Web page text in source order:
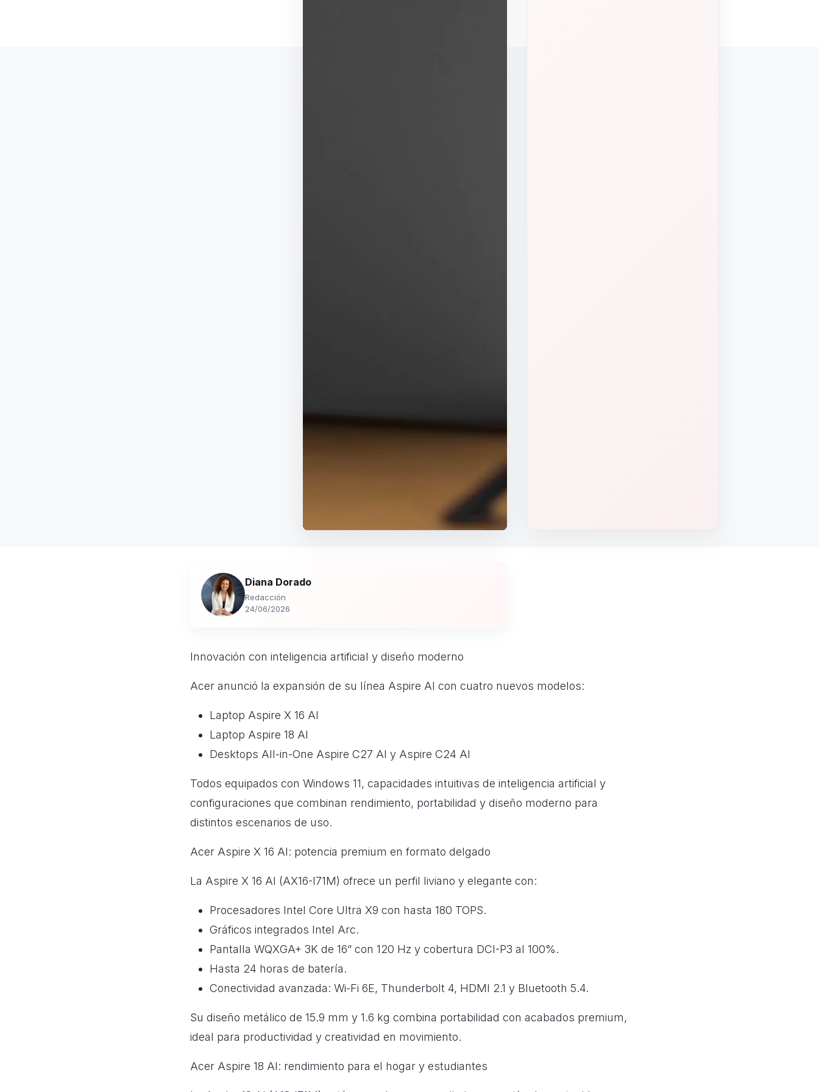
Diana Dorado
Redacción
24/06/2026
Innovación con inteligencia artificial y diseño moderno
Acer anunció la expansión de su línea Aspire AI con cuatro nuevos modelos:
Laptop Aspire X 16 AI
Laptop Aspire 18 AI
Desktops All-in-One Aspire C27 AI y Aspire C24 AI
Todos equipados con Windows 11, capacidades intuitivas de inteligencia artificial y
configuraciones que combinan rendimiento, portabilidad y diseño moderno para
distintos escenarios de uso.
Acer Aspire X 16 AI: potencia premium en formato delgado
La Aspire X 16 AI (AX16-I71M) ofrece un perfil liviano y elegante con:
Procesadores Intel Core Ultra X9 con hasta 180 TOPS.
Gráficos integrados Intel Arc.
Pantalla WQXGA+ 3K de 16” con 120 Hz y cobertura DCI-P3 al 100%.
Hasta 24 horas de batería.
Conectividad avanzada: Wi-Fi 6E, Thunderbolt 4, HDMI 2.1 y Bluetooth 5.4.
Su diseño metálico de 15.9 mm y 1.6 kg combina portabilidad con acabados premium,
ideal para productividad y creatividad en movimiento.
Acer Aspire 18 AI: rendimiento para el hogar y estudiantes